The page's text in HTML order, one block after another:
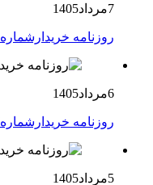
7مرداد1405
روزنامه خریدارشماره 2198
6مرداد1405
روزنامه خریدارشماره2197
5مرداد1405